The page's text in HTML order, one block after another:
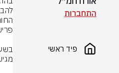
התחברות
פיד ראשי